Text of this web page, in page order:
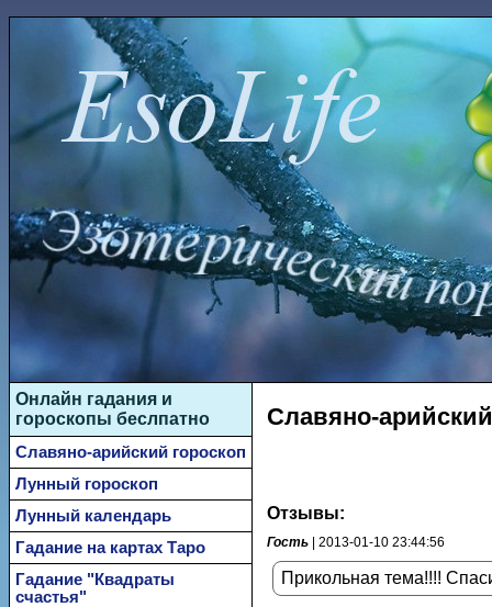
Славяно-
Отзывы:
Гость | 2013-01-10 23:44:56
Прикольная тема!!!!
Онлайн гадания и
гороскопы беслпатно
Славяно-арийский гороскоп
Лунный гороскоп
Лунный календарь
Гадание на картах Таро
Гадание "Квадраты
счастья"